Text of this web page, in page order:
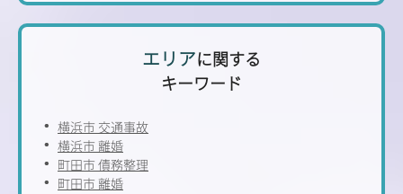
エリアに関する
キーワード
横浜市 交通事故
横浜市 離婚
町田市 債務整理
町田市 離婚